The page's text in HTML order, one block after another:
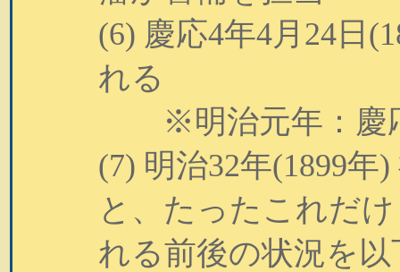
(6) 慶応4年4月24日
れる
※明治元年：慶応
(7) 明治32年(1899年
と、たったこれだ
れる前後の状況を